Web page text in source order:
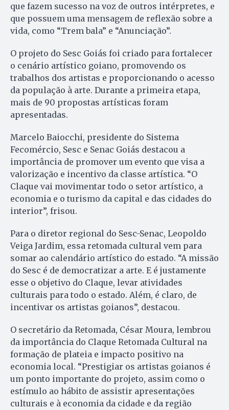
que fazem sucesso na voz de outros intérpretes, e
que possuem uma mensagem de reflexão sobre a
vida, como “Trem bala” e “Anunciação”.
O projeto do Sesc Goiás foi criado para fortalecer
o cenário artístico goiano, promovendo os
trabalhos dos artistas e proporcionando o acesso
da população à arte. Durante a primeira etapa,
mais de 90 propostas artísticas foram
apresentadas.
Marcelo Baiocchi, presidente do Sistema
Fecomércio, Sesc e Senac Goiás destacou a
importância de promover um evento que visa a
valorização e incentivo da classe artística. “O
Claque vai movimentar todo o setor artístico, a
economia e o turismo da capital e das cidades do
interior”, frisou.
Para o diretor regional do Sesc-Senac, Leopoldo
Veiga Jardim, essa retomada cultural vem para
somar ao calendário artístico do estado. “A missão
do Sesc é de democratizar a arte. E é justamente
esse o objetivo do Claque, levar atividades
culturais para todo o estado. Além, é claro, de
incentivar os artistas goianos”, destacou.
O secretário da Retomada, César Moura, lembrou
da importância do Claque Retomada Cultural na
formação de plateia e impacto positivo na
economia local. “Prestigiar os artistas goianos é
um ponto importante do projeto, assim como o
estímulo ao hábito de assistir apresentações
culturais e à economia da cidade e da região